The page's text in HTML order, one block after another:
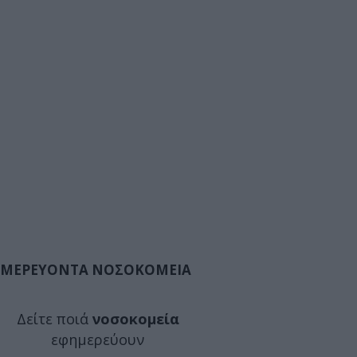
ΝΟΣΟΚΟΜΕΙΑ
Δείτε ποιά νοσοκομεία
εφημερεύουν